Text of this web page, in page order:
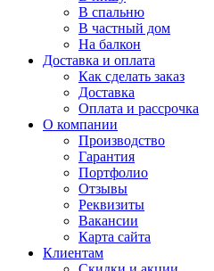
В спальню
В частный дом
На балкон
Доставка и оплата
Как сделать заказ
Доставка
Оплата и рассрочка
О компании
Производство
Гарантия
Портфолио
Отзывы
Реквизиты
Вакансии
Карта сайта
Клиентам